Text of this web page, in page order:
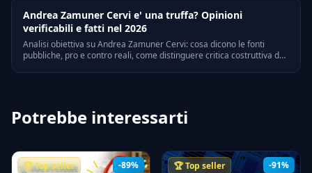
Andrea Zamuner Cervi e' una truffa? Opinioni
verificabili e fatti nel 2026
Analisi obiettiva su Andrea Zamuner Cervi: cosa dicono le fonti
pubbliche, pro e contro reali, come distinguere critica costruttiva da
Potrebbe interessarti
-89%
🏆 Top seller -91%
🏆 Top seller